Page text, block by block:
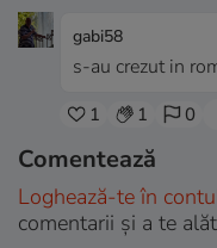
gabi58
s-au crezut in
1 1 0
Comentează
Loghează-te în
comentarii și a te